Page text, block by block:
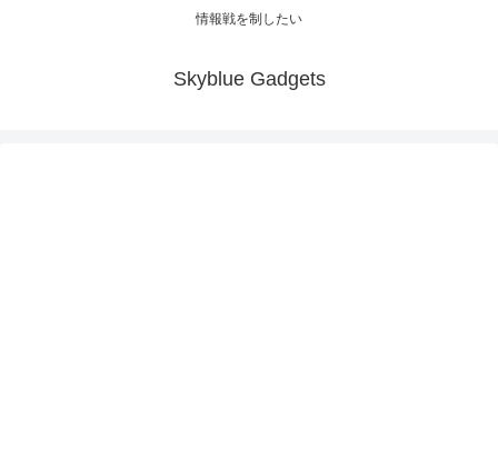
情報戦を制したい
Skyblue Gadgets